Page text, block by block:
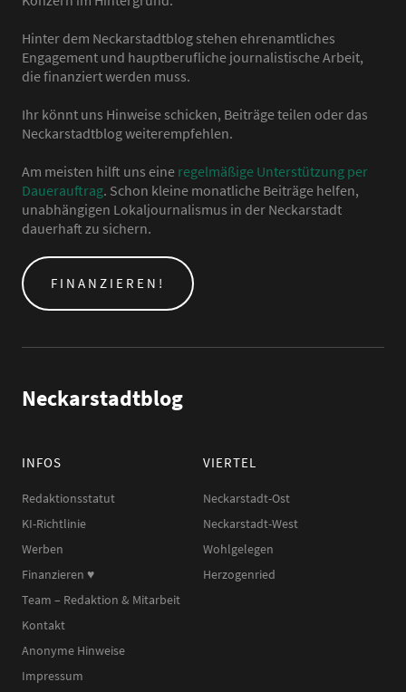
Hinter dem Neckarstadtblog stehen ehrenamtliches
Engagement und hauptberufliche journalistische Arbeit,
die finanziert werden muss.
Ihr könnt uns Hinweise schicken, Beiträge teilen oder das
Neckarstadtblog weiterempfehlen.
Am meisten hilft uns eine regelmäßige Unterstützung per
Dauerauftrag. Schon kleine monatliche Beiträge helfen,
unabhängigen Lokaljournalismus in der Neckarstadt
dauerhaft zu sichern.
FINANZIEREN!
Neckarstadtblog
INFOS
Redaktionsstatut
KI-Richtlinie
Werben
Finanzieren ♥︎
Team – Redaktion & Mitarbeit
Kontakt
Anonyme Hinweise
Impressum
VIERTEL
Neckarstadt-Ost
Neckarstadt-West
Wohlgelegen
Herzogenried